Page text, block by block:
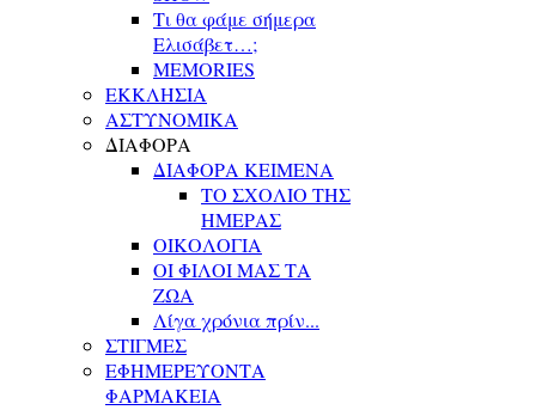
Τι θα φάμε σήμερα
Ελισάβετ…;
MEMORIES
ΕΚΚΛΗΣΙΑ
ΑΣΤΥΝΟΜΙΚΑ
ΔΙΑΦΟΡΑ
ΔΙΑΦΟΡΑ ΚΕΙΜΕΝΑ
ΤΟ ΣΧΟΛΙΟ ΤΗΣ
ΗΜΕΡΑΣ
ΟΙΚΟΛΟΓΙΑ
ΟΙ ΦΙΛΟΙ ΜΑΣ ΤΑ
ΖΩΑ
Λίγα χρόνια πρίν...
ΣΤΙΓΜΕΣ
ΕΦΗΜΕΡΕΥΟΝΤΑ
ΦΑΡΜΑΚΕΙΑ